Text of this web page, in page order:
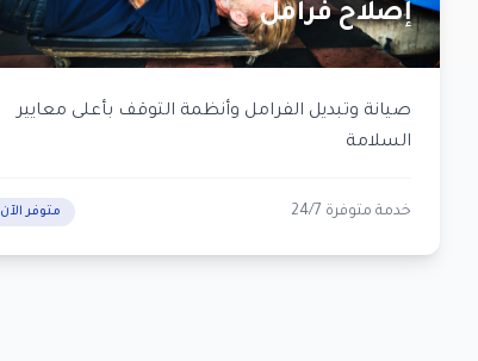
إصلاح فرامل
صيانة وتبديل الفرامل وأنظمة التوقف بأعلى معايير
السلامة
خدمة متوفرة 24/7 متوفر الآن